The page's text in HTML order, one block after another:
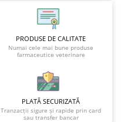
PRODUSE DE CALITATE
Numai cele mai bune produse
farmaceutice veterinare
PLATĂ SECURIZATĂ
Tranzacții sigure și rapide prin card
sau transfer bancar